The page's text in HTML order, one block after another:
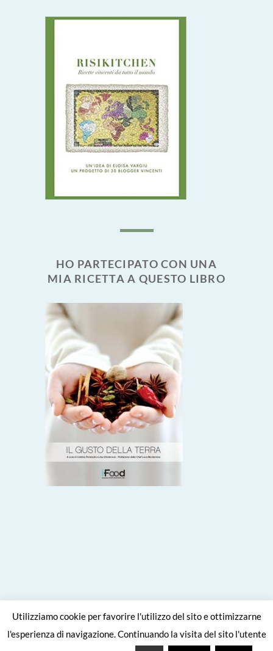
HO PARTECIPATO CON UNA
MIA RICETTA A QUESTO LIBRO
Site crafted with
Utilizziamo cookie per favorire l'utilizzo del sito e ottimizzarne
l'esperienza di navigazione. Continuando la visita del sito l'utente